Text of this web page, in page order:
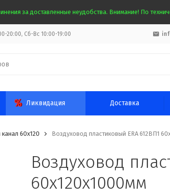
за доставленные неудобства. Внимание! По
20:00, Сб-Вс 10:00-19:00
Ликвидация Доставка
60х120 Воздуховод пластиковый ERA 612ВП1
Воздуховод
60x120x1000мм